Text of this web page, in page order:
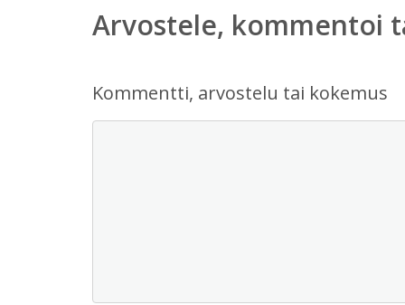
Arvostele, kommentoi
Kommentti, arvostelu tai kokemus